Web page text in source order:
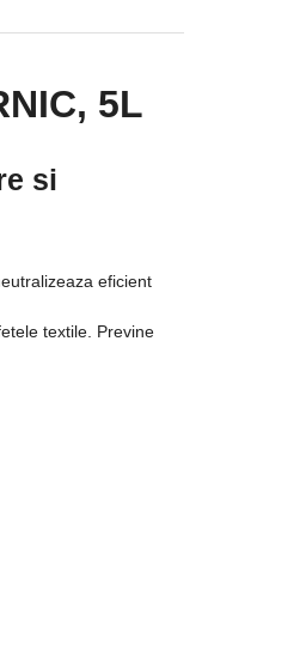
5L
si
eficient
textile. Previne